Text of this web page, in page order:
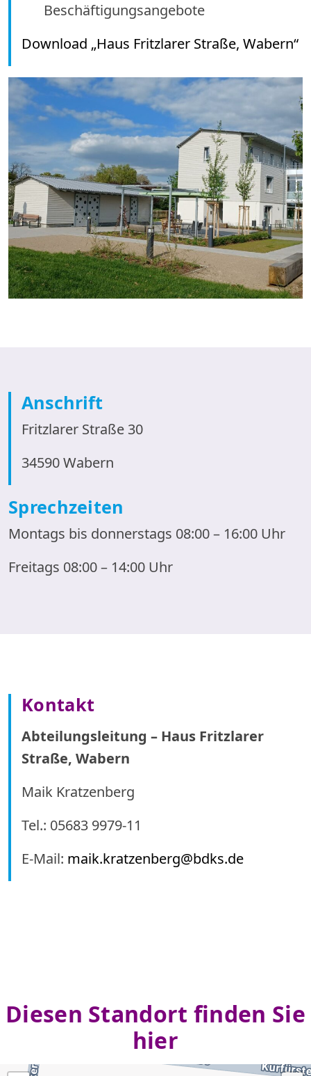
Beschäftigungsangebote
Download „Haus Fritzlarer Straße, Wabern“
Anschrift
Fritzlarer Straße 30
34590 Wabern
Sprechzeiten
Montags bis donnerstags 08:00 – 16:00 Uhr
Freitags 08:00 – 14:00 Uhr
Kontakt
Abteilungsleitung – Haus Fritzlarer
Straße, Wabern
Maik Kratzenberg
Tel.: 05683 9979-11
E-Mail: maik.kratzenberg@bdks.de
Diesen Standort finden Sie
hier